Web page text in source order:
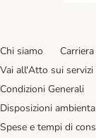
Chi siamo Carriera
Vai all'Atto sui
Condizioni Generali
Disposizioni
Spese e tempi di